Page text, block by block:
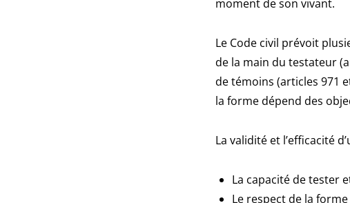
moment de son vivant.
Le Code civil prévoit
de la main du testateur
de témoins (articles 971
la forme dépend des
La validité et l’efficacité
La capacité de tester
Le respect de la